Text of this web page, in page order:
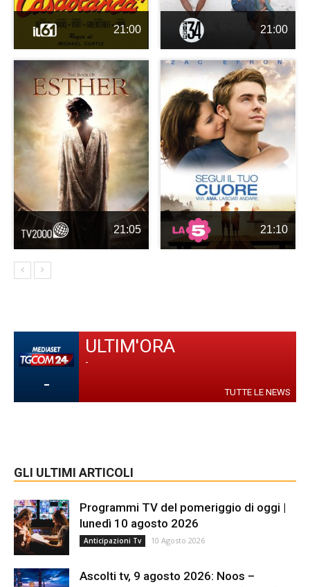
21:00 21:00
21:05 21:10
-
ULTIM'ORA
-
TUTTE LE NEWS
GLI ULTIMI ARTICOLI
Programmi TV del pomeriggio di oggi |
lunedì 10 agosto 2026
Anticipazioni Tv 10 Agosto 2026
Ascolti tv, 9 agosto 2026: Noos –